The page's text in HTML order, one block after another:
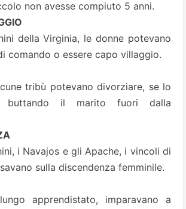
non avesse compiuto 5 anni.
della Virginia, le donne potevano
comando o essere capo villaggio.
tribù potevano divorziare, se lo
buttando il marito fuori dalla
i Navajos e gli Apache, i vincoli di
sulla discendenza femminile.
apprendistato, imparavano a